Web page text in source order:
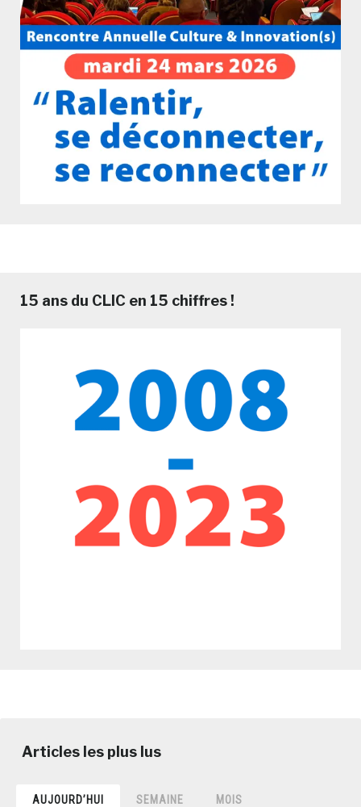
15 ans du CLIC en 15 chiffres !
AUJOURD’HUI SEMAINE MOIS